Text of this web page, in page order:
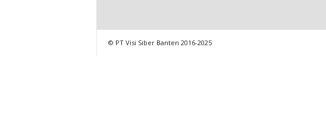
© PT Visi Siber Banten 2016-2025